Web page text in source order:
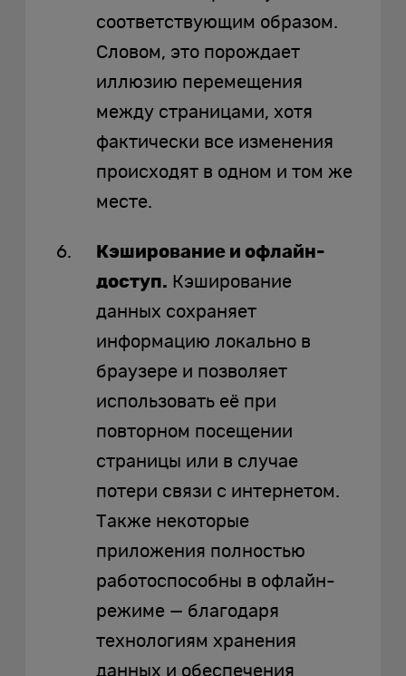
соответствующим образом.
Словом, это порождает
иллюзию перемещения
между страницами, хотя
фактически все изменения
происходят в одном и том же
месте.
Кэширование и офлайн-
доступ. Кэширование
данных сохраняет
информацию локально в
браузере и позволяет
использовать её при
повторном посещении
страницы или в случае
потери связи с интернетом.
Также некоторые
приложения полностью
работоспособны в офлайн-
режиме — благодаря
технологиям хранения
данных и обеспечения